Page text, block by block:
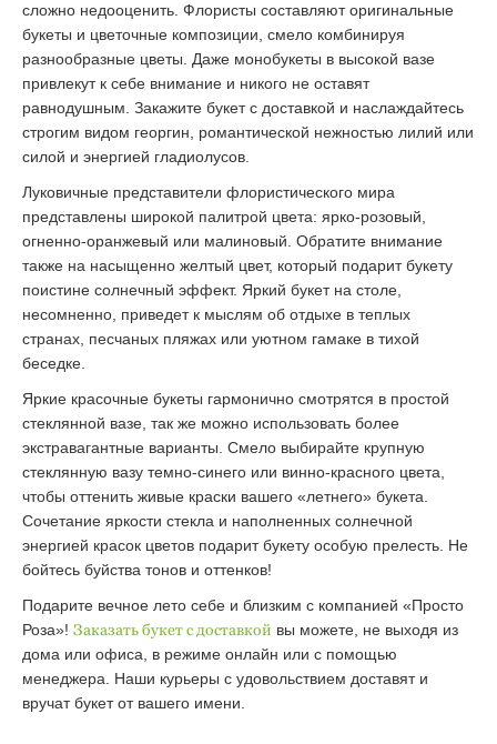
сложно недооценить. Флористы составляют оригинальные
букеты и цветочные композиции, смело комбинируя
разнообразные цветы. Даже монобукеты в высокой вазе
привлекут к себе внимание и никого не оставят
равнодушным. Закажите букет с доставкой и наслаждайтесь
строгим видом георгин, романтической нежностью лилий или
силой и энергией гладиолусов.
Луковичные представители флористического мира
представлены широкой палитрой цвета: ярко-розовый,
огненно-оранжевый или малиновый. Обратите внимание
также на насыщенно желтый цвет, который подарит букету
поистине солнечный эффект. Яркий букет на столе,
несомненно, приведет к мыслям об отдыхе в теплых
странах, песчаных пляжах или уютном гамаке в тихой
беседке.
Яркие красочные букеты гармонично смотрятся в простой
стеклянной вазе, так же можно использовать более
экстравагантные варианты. Смело выбирайте крупную
стеклянную вазу темно-синего или винно-красного цвета,
чтобы оттенить живые краски вашего «летнего» букета.
Сочетание яркости стекла и наполненных солнечной
энергией красок цветов подарит букету особую прелесть. Не
бойтесь буйства тонов и оттенков!
Подарите вечное лето себе и близким с компанией «Просто
Роза»! Заказать букет с доставкой вы можете, не выходя из
дома или офиса, в режиме онлайн или с помощью
менеджера. Наши курьеры с удовольствием доставят и
вручат букет от вашего имени.